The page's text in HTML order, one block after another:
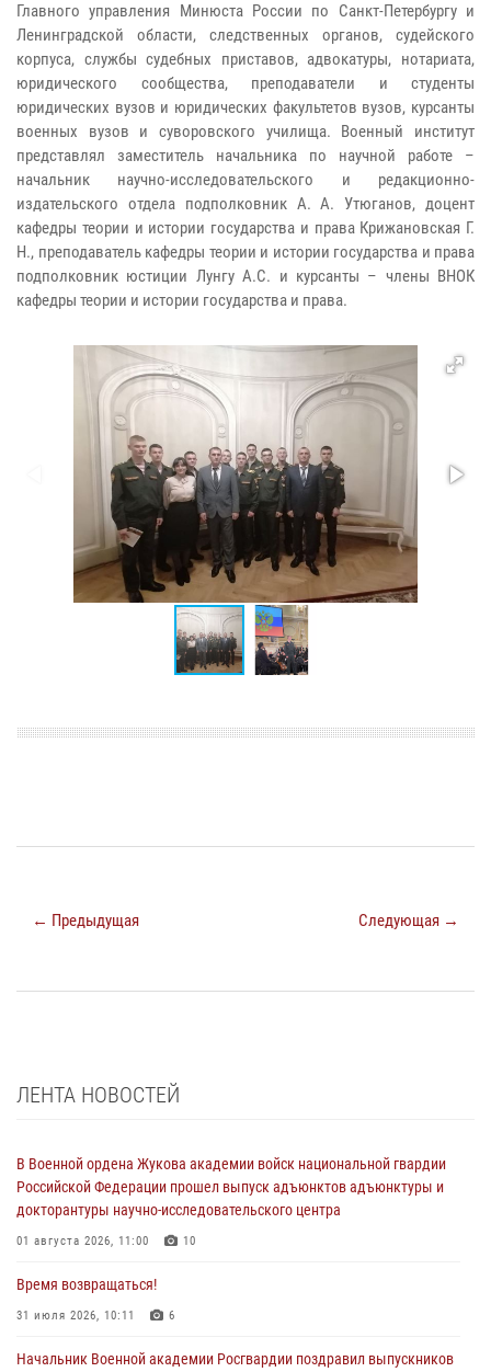
Главного управления Минюста России по Санкт-Петербургу и
Ленинградской области, следственных органов, судейского
корпуса, службы судебных приставов, адвокатуры, нотариата,
юридического сообщества, преподаватели и студенты
юридических вузов и юридических факультетов вузов, курсанты
военных вузов и суворовского училища. Военный институт
представлял заместитель начальника по научной работе –
начальник научно-исследовательского и редакционно-
издательского отдела подполковник А. А. Утюганов, доцент
кафедры теории и истории государства и права Крижановская Г.
Н., преподаватель кафедры теории и истории государства и права
подполковник юстиции Лунгу А.С. и курсанты – члены ВНОК
кафедры теории и истории государства и права.
← Предыдущая Следующая →
ЛЕНТА НОВОСТЕЙ
В Военной ордена Жукова академии войск национальной гвардии
Российской Федерации прошел выпуск адъюнктов адъюнктуры и
докторантуры научно-исследовательского центра
01 августа 2026, 11:00 10
Время возвращаться!
31 июля 2026, 10:11 6
Начальник Военной академии Росгвардии поздравил выпускников